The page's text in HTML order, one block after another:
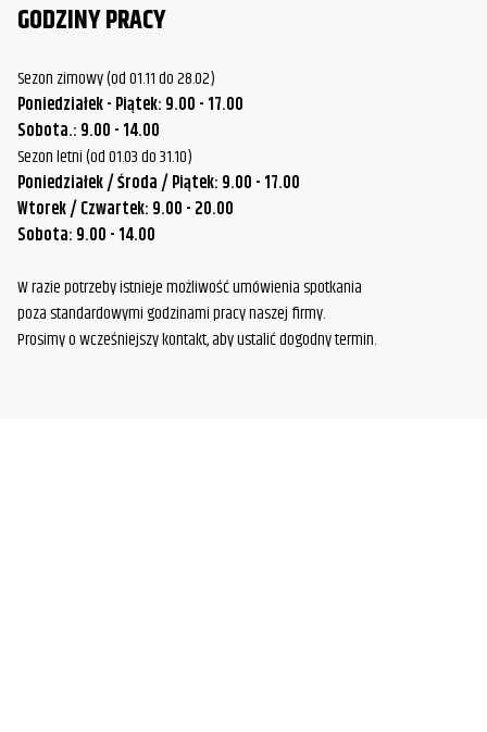
GODZINY PRACY
Sezon zimowy (od 01.11 do 28.02)
Poniedziałek - Piątek: 9.00 - 17.00
Sobota.: 9.00 - 14.00
Sezon letni (od 01.03 do 31.10)
Poniedziałek / Środa / Piątek: 9.00 - 17.00
Wtorek / Czwartek: 9.00 - 20.00
Sobota: 9.00 - 14.00
W razie potrzeby istnieje możliwość umówienia spotkania
poza standardowymi godzinami pracy naszej firmy.
Prosimy o wcześniejszy kontakt, aby ustalić dogodny termin.